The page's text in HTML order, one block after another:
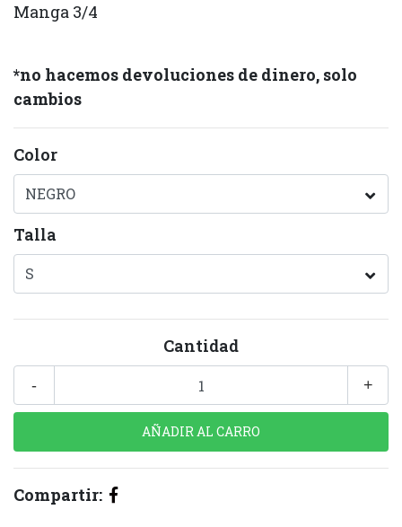
Manga 3/4
*no hacemos devoluciones de dinero, solo
cambios
Color
Talla
Cantidad
+
-
Compartir: